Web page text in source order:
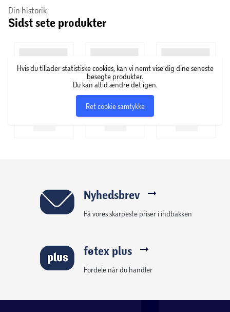
udviklet kropspleje- og hudprodukter baseret på planter
og naturlige råvarer. Virksomheden kombinerer mange års
andet kropsolier, cremer, shampoo og babypleje.
Produkterne forhandles internationalt og fremstilles på
egne produktionssteder i Europa.
Din historik
Sidst sete produkter
Hvis du tillader statistiske cookies, kan vi nemt vise dig dine seneste
besøgte produkter.
Du kan altid ændre det igen.
Ret cookie samtykke
Nyhedsbrev
Få vores skarpeste priser i indbakken
føtex plus
Fordele når du handler